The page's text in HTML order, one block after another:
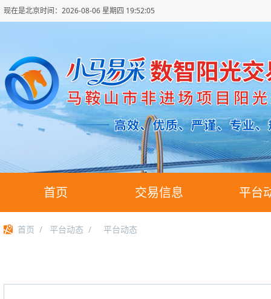
现在是北京时间： 2026-08-06 星期四 19:52:06
首页 交易信息 平台
首页 / 平台动态 / 平台动态